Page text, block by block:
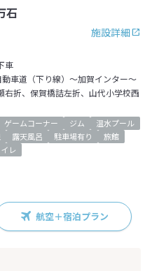
石
施設詳細
車
車道（下り線）～加賀インター～
折、保賀橋詰左折、山代小学校西
ゲームコーナー ジム
温水プール
露天風呂 駐車場有り
旅館
レ
航空＋宿泊プラン